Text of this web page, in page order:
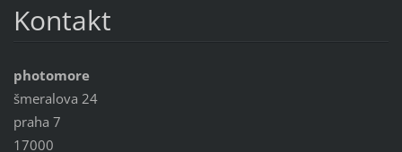
Kontakt
photomore
šmeralova 24
praha 7
17000